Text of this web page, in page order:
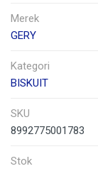
Merek
GERY
Kategori
BISKUIT
SKU
8992775001783
Stok